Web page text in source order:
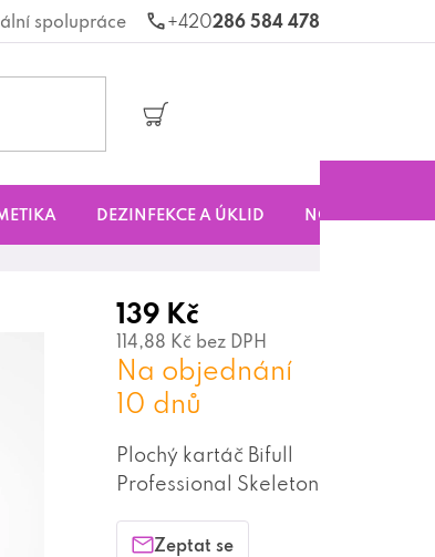
286 584 478
spolupráce
Nákupní
DEZINFEKCE A ÚKLID NOVINKY
139 Kč
114,88 Kč bez DPH
Na objednání
10 dnů
Plochý kartáč Bifull
Professional Skeleton
Zeptat se